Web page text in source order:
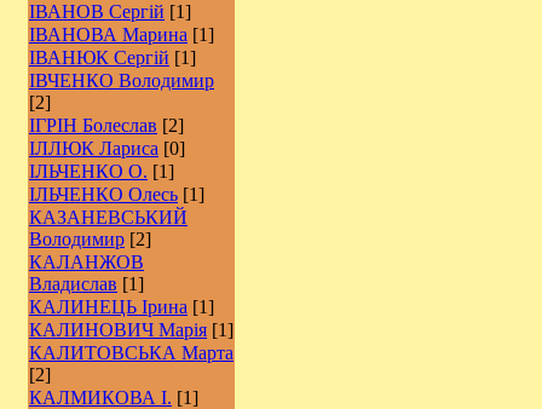
ІВАНОВ Сергій [1]
ІВАНОВА Марина [1]
ІВАНЮК Сергій [1]
ІВЧЕНКО Володимир
[2]
ІГРІН Болеслав [2]
ІЛЛЮК Лариса [0]
ІЛЬЧЕНКО О. [1]
ІЛЬЧЕНКО Олесь [1]
КАЗАНЕВСЬКИЙ
Володимир [2]
КАЛАНЖОВ
Владислав [1]
КАЛИНЕЦЬ Ірина [1]
КАЛИНОВИЧ Марія [1]
КАЛИТОВСЬКА Марта
[2]
КАЛМИКОВА І. [1]